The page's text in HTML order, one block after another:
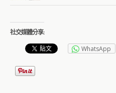
社交媒體分享:
WhatsApp